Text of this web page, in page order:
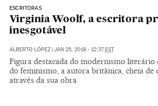
ESCRITORAS
Virginia Woolf, a escritora
inesgotável
ALBERTO LÓPEZ | JAN 25, 2018 - 12:37EST
Figura destacada do modernismo literário
do feminismo, a autora britânica, cheia de
através da sua obra